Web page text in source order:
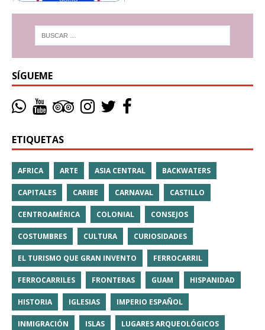
SÍGUEME
ETIQUETAS
AFRICA ARTE ASIA CENTRAL BACKWATERS
CAPITALES CARIBE CARNAVAL CASTILLO
CENTROAMÉRICA COLONIAL CONSEJOS
COSTUMBRES CULTURA CURIOSIDADES
EL TURISMO QUE GRAN INVENTO FERROCARRIL
FERROCARRILES FRONTERAS GUAM HISPANIDAD
HISTORIA IGLESIAS IMPERIO ESPAÑOL
INMIGRACIÓN ISLAS LUGARES ARQUEOLÓGICOS